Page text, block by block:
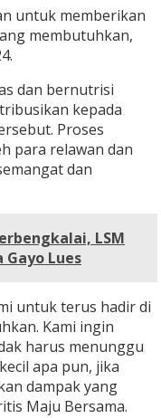
untuk memberikan
membutuhkan,
dan bernutrisi
kepada
Proses
para relawan dan
dan
LSM
Gayo Lues
untuk terus hadir di
Kami ingin
harus menunggu
apa pun, jika
dampak yang
Maju Bersama.